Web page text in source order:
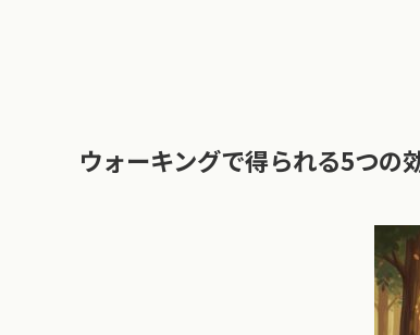
ウォーキングで得られる5つの